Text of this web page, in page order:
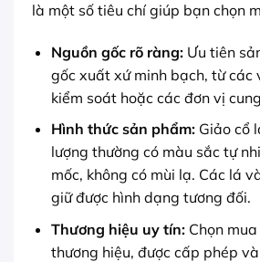
là một số tiêu chí giúp bạn chọn
Nguồn gốc rõ ràng:Ưu tiên
gốc xuất xứ minh bạch, từ các
kiểm soát hoặc các đơn vị
Hình thức sản phẩm:Giảo cổ
lượng thường có màu sắc tự
mốc, không có mùi lạ. Các lá
giữ được hình dạng tương đối.
Thương hiệu uy tín:Chọn
thương hiệu, được cấp phép